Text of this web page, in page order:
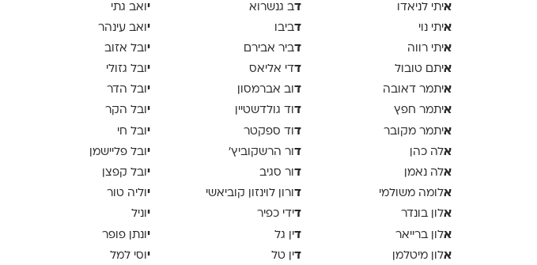
איתי לניאדו
איתי נוי
איתי רווה
איתם טובול
איתמר דאובה
איתמר חפץ
איתמר מקובר
אלה כהן
אלה נאמן
אלומה משולמי
אלון בונדר
אלון ברייאר
אלון מיטלמן
דב גנשרוא
דביבו
דביר אבירם
דדי אליאס
ד וב אברמסון
ד וד גולדשטיין
ד וד ספקטר
ד ור הרשקוביץ׳
ד ור סגיב
ד ורון לוינזון קוביאשי
דידי כפיר
דין גל
דין טל
יואב גתי
יואב עינהר
יובל אזוב
יובל גזולי
יובל הדר
יובל הקר
יובל חי
יובל פליישמן
יובל קפצן
יוליה טור
יוניל
יונתן פופר
יוסי למל